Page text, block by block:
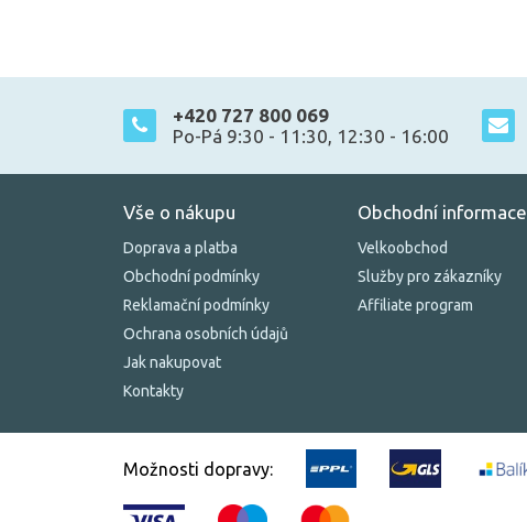
+420 727 800 069
Po-Pá 9:30 - 11:30, 12:30 - 16:00
Vše o nákupu
Doprava a platba
Obchodní podmínky
Reklamační podmínky
Ochrana osobních údajů
Jak nakupovat
Kontakty
Obchodní informace
Velkoobchod
Služby pro zákazníky
Affiliate program
Možnosti dopravy: